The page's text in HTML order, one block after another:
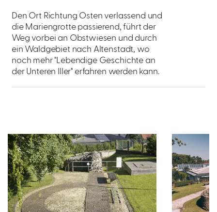
Den Ort Richtung Osten verlassend und
die Mariengrotte passierend, führt der
Weg vorbei an Obstwiesen und durch
ein Waldgebiet nach Altenstadt, wo
noch mehr "Lebendige Geschichte an
der Unteren Iller" erfahren werden kann.